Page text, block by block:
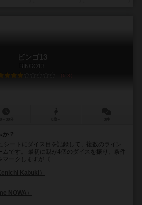
ビンゴ13
BINGO13
5.8
か？
シートにダイス目を記録して、複数のライン
です。 最初に親が4個のダイスを振り、条件
マークしますが《...
Kabuki）
NOWA）